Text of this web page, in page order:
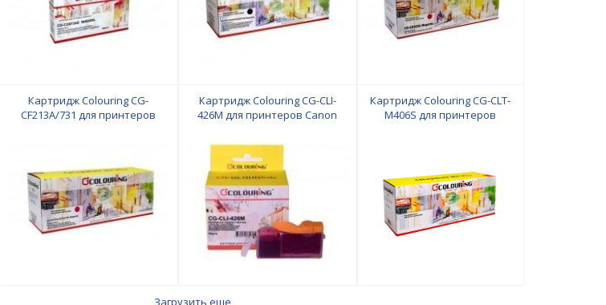
Картридж Colouring CG-
CF213A/731 для принтеров
Картридж Colouring CG-CLI-
426M для принтеров Canon
Картридж Colouring CG-CLT-
M406S для принтеров